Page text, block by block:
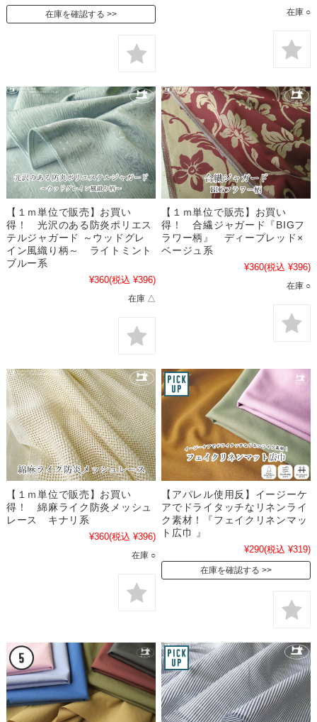
在庫を確認する 在庫 ○
【１ｍ単位で販売】お買い
得！ 光沢のある防炎ポリエス
テルジャガード ～ウッドグレ
イン風織り柄～ ライトミント
ブルー系
¥360(税込 ¥396)
在庫 △
【１ｍ単位で販売】お買い
得！ 合繊ジャガード『BIGフ
ラワー柄』 ディープレッド×
ベージュ系
¥360(税込 ¥396)
在庫 ○
【１ｍ単位で販売】お買い
得！ 綿麻ライク防炎メッシュ
レース キナリ系
¥360(税込 ¥396)
在庫 ○
【アパレル使用反】イージーケ
アでドライタッチなリネンライ
ク素材！『フェイクリネンマッ
ト広巾 』
¥290(税込 ¥319)
在庫を確認する